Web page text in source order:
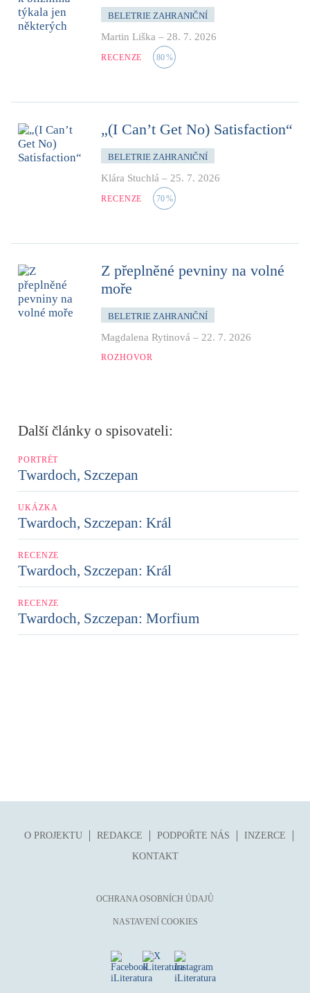
BELETRIE ZAHRANIČNÍ
Martin Liška – 28. 7. 2026
RECENZE 80%
„(I Can’t Get No) Satisfaction“
BELETRIE ZAHRANIČNÍ
Klára Stuchlá – 25. 7. 2026
RECENZE 70%
Z přeplněné pevniny na volné
moře
BELETRIE ZAHRANIČNÍ
Magdalena Rytinová – 22. 7. 2026
ROZHOVOR
Další články o spisovateli:
PORTRÉT
Twardoch, Szczepan
UKÁZKA
Twardoch, Szczepan: Král
RECENZE
Twardoch, Szczepan: Král
RECENZE
Twardoch, Szczepan: Morfium
O PROJEKTU REDAKCE PODPOŘTE NÁS
INZERCE
KONTAKT
OCHRANA OSOBNÍCH ÚDAJŮ
NASTAVENÍ COOKIES